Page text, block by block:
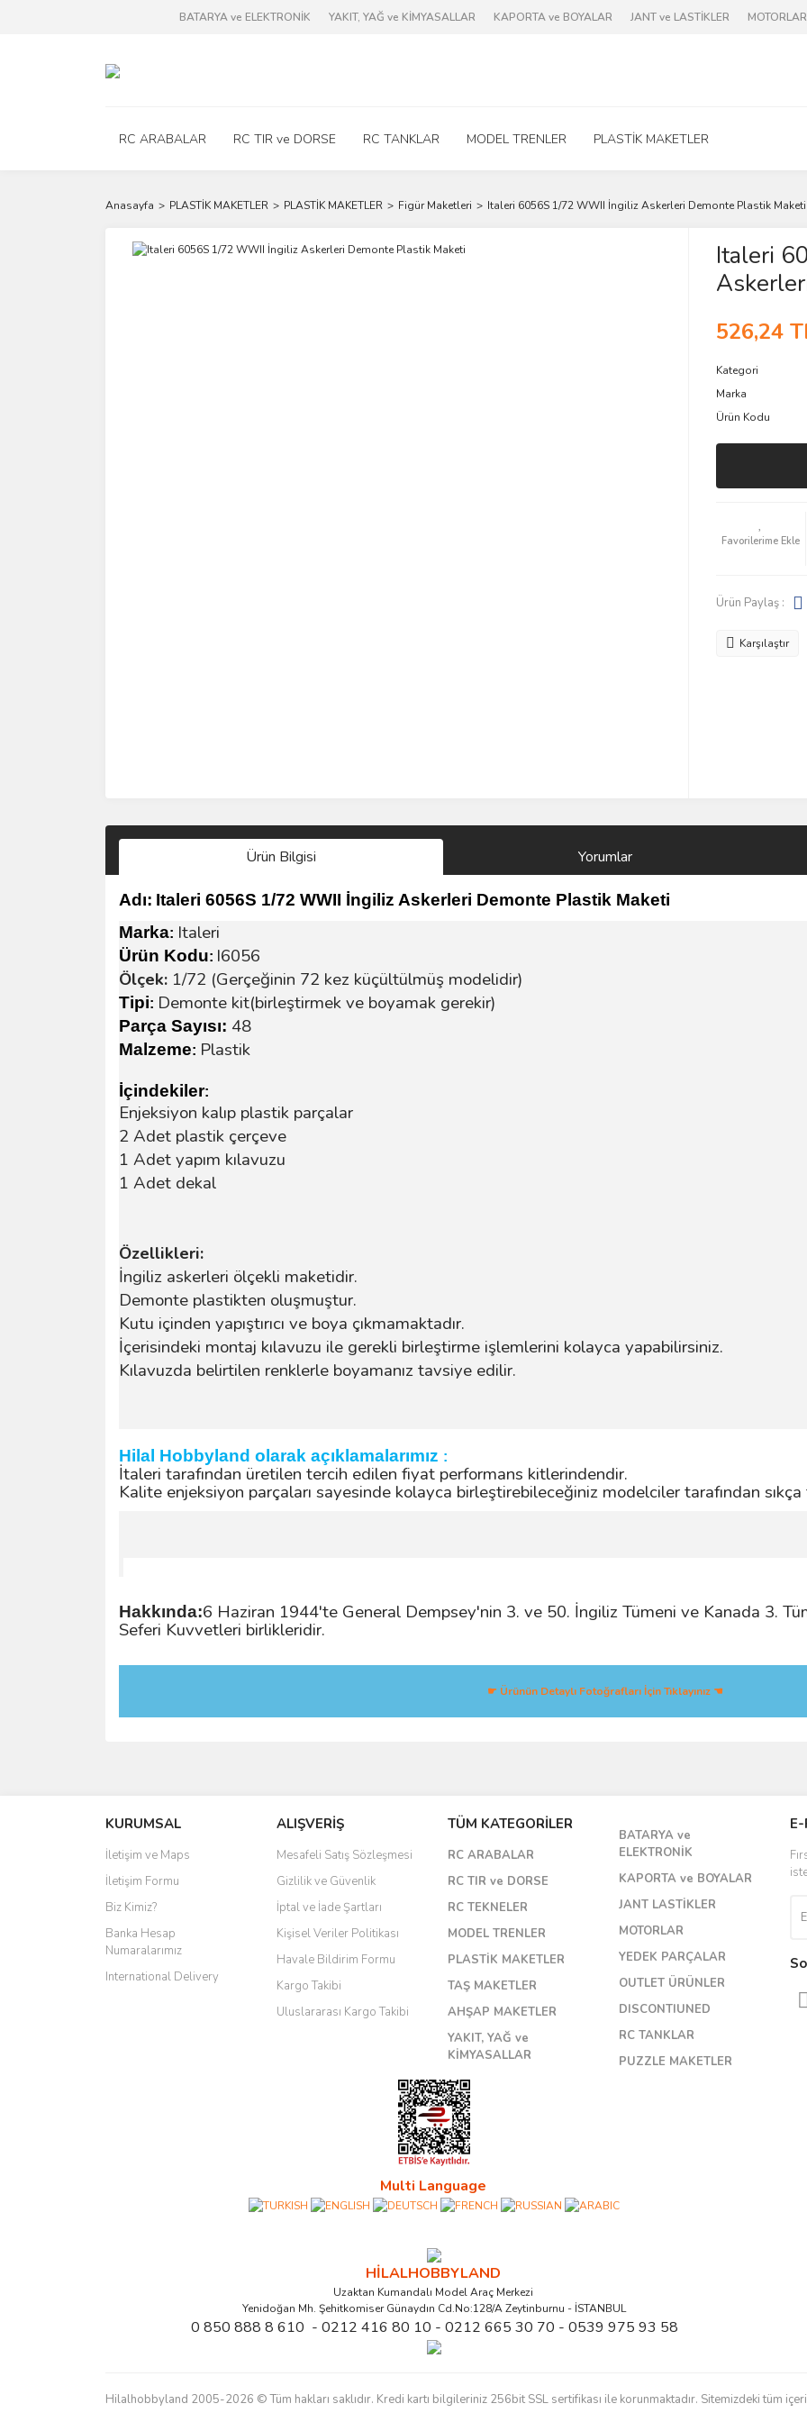
BATARYA ve ELEKTRONİK YAKIT, YAĞ ve KİMYASALLAR KAPORTA ve BOYALAR JANT ve LASTİKLER
RC ARABALAR RC TIR ve DORSE RC TANKLAR MODEL TRENLER PLASTİK MAKETLER
Anasayfa PLASTİK MAKETLER PLASTİK MAKETLER Figür Maketleri Italeri 6056S 1/72 WWII İngiliz Askerleri Demonte Plastik Maketi
Italeri
526,24
Kategori
Marka
Ürün Kodu
Ürün Paylaş :
Karşılaştır
Ürün Bilgisi Yorumlar
Adı: Italeri 6056S 1/72 WWII İngiliz Askerleri Demonte Plastik Maketi
Marka: Italeri
Ürün Kodu: I6056
Ölçek: 1/72 (Gerçeğinin 72 kez küçültülmüş modelidir)
Tipi: Demonte kit(birleştirmek ve boyamak gerekir)
Parça Sayısı: 48
Malzeme: Plastik
İçindekiler:
Enjeksiyon kalıp plastik parçalar
2 Adet plastik çerçeve
1 Adet yapım kılavuzu
1 Adet dekal
Özellikleri:
İngiliz askerleri ölçekli maketidir.
Demonte plastikten oluşmuştur.
Kutu içinden yapıştırıcı ve boya çıkmamaktadır.
İçerisindeki montaj kılavuzu ile gerekli birleştirme işlemlerini kolayca yapabilirsiniz.
Kılavuzda belirtilen renklerle boyamanız tavsiye edilir.
Hilal Hobbyland olarak açıklamalarımız :
İtaleri tarafından üretilen tercih edilen fiyat performans kitlerindendir.
Kalite enjeksiyon parçaları sayesinde kolayca birleştirebileceğiniz modelciler tarafından
Hakkında:6 Haziran 1944'te General Dempsey'nin 3. ve 50. İngiliz Tümeni ve Kanada 3.
Seferi Kuvvetleri birlikleridir.
☛ Ürünün Detaylı Fotoğrafları İçin Tıklayınız ☚
Yorum Yaz
KURUMSAL
İletişim ve Maps
İletişim Formu
Biz Kimiz?
Banka Hesap
Numaralarımız
International Delivery
ALIŞVERİŞ
Mesafeli Satış Sözleşmesi
Gizlilik ve Güvenlik
İptal ve İade Şartları
Kişisel Veriler Politikası
Havale Bildirim Formu
Kargo Takibi
Uluslararası Kargo Takibi
TÜM KATEGORİLER
RC ARABALAR
RC TIR ve DORSE
RC TEKNELER
MODEL TRENLER
PLASTİK MAKETLER
TAŞ MAKETLER
AHŞAP MAKETLER
YAKIT, YAĞ ve
KİMYASALLAR
BATARYA ve
ELEKTRONİK
KAPORTA ve BOYALAR
JANT LASTİKLER
MOTORLAR
YEDEK PARÇALAR
OUTLET ÜRÜNLER
DISCONTIUNED
RC TANKLAR
PUZZLE MAKETLER
Multi Language
HİLALHOBBYLAND
Uzaktan Kumandalı Model Araç Merkezi
Yenidoğan Mh. Şehitkomiser Günaydın Cd.No:128/A Zeytinburnu - İSTANBUL
0 850 888 8 610 - 0212 416 80 10 - 0212 665 30 70 - 0539 975 93 58
Hilalhobbyland 2005-2026 © Tüm hakları saklıdır. Kredi kartı bilgileriniz 256bit SSL sertifikası ile korunmaktadır. Sitemizdeki tüm